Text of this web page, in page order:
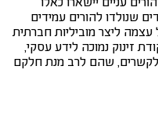
– בשעה ש-90% מהילדים שנולדו להורים עמידים
ליצר מוביליות חברתית
זינוק נמוכה לידע עסקי,
שהם לרב מנת חלקם